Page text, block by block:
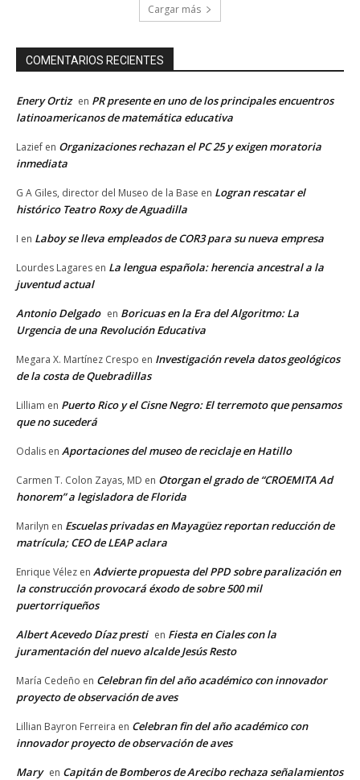
Cargar más
COMENTARIOS RECIENTES
Enery Ortiz en PR presente en uno de los principales encuentros
latinoamericanos de matemática educativa
Lazief en Organizaciones rechazan el PC 25 y exigen moratoria
inmediata
G A Giles, director del Museo de la Base en Logran rescatar el
histórico Teatro Roxy de Aguadilla
I en Laboy se lleva empleados de COR3 para su nueva empresa
Lourdes Lagares en La lengua española: herencia ancestral a la
juventud actual
Antonio Delgado en Boricuas en la Era del Algoritmo: La
Urgencia de una Revolución Educativa
Megara X. Martínez Crespo en Investigación revela datos geológicos
de la costa de Quebradillas
Lilliam en Puerto Rico y el Cisne Negro: El terremoto que pensamos
que no sucederá
Odalis en Aportaciones del museo de reciclaje en Hatillo
Carmen T. Colon Zayas, MD en Otorgan el grado de “CROEMITA Ad
honorem” a legisladora de Florida
Marilyn en Escuelas privadas en Mayagüez reportan reducción de
matrícula; CEO de LEAP aclara
Enrique Vélez en Advierte propuesta del PPD sobre paralización en
la construcción provocará éxodo de sobre 500 mil
puertorriqueños
Albert Acevedo Díaz presti en Fiesta en Ciales con la
juramentación del nuevo alcalde Jesús Resto
María Cedeño en Celebran fin del año académico con innovador
proyecto de observación de aves
Lillian Bayron Ferreira en Celebran fin del año académico con
innovador proyecto de observación de aves
Mary en Capitán de Bomberos de Arecibo rechaza señalamientos